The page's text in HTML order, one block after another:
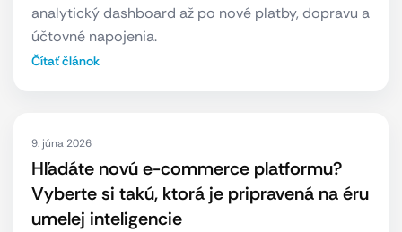
analytický dashboard až po nové platby, dopravu a
účtovné napojenia.
Čítať článok
9. júna 2026
Hľadáte novú e-commerce platformu?
Vyberte si takú, ktorá je pripravená na éru
umelej inteligencie